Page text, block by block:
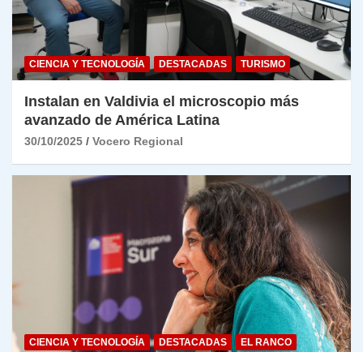
CIENCIA Y TECNOLOGÍA DESTACADAS TURISMO
Instalan en Valdivia el microscopio más
avanzado de América Latina
30/10/2025 Vocero Regional
CIENCIA Y TECNOLOGÍA DESTACADAS EL RANCO